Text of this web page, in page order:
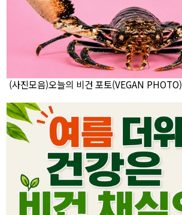
(사진모음)오늘의 비건 포토(VEGAN PHOTO)